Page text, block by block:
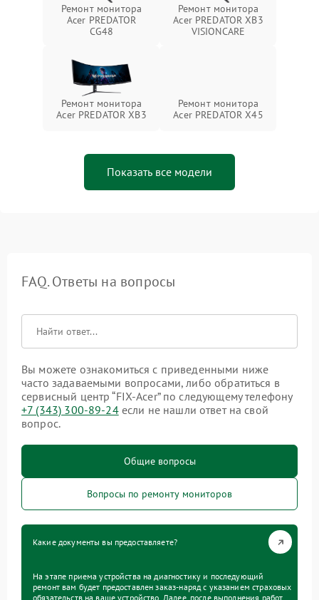
Ремонт монитора
Acer PREDATOR
CG48
Ремонт монитора
Acer PREDATOR XB3
VISIONCARE
Ремонт монитора
Acer PREDATOR XB3
Ремонт монитора
Acer PREDATOR X45
Показать все модели
FAQ. Ответы на вопросы
Вы можете ознакомиться с приведенными ниже
часто задаваемыми вопросами, либо обратиться в
сервисный центр “FIX-Acer” по следующему телефону
+7 (343) 300-89-24если не нашли ответ на свой
вопрос.
Общие вопросы
Вопросы по ремонту мониторов
Какие документы вы предоставляете?
На этапе приема устройства на диагностику и последующий
ремонт вам будет предоставлен заказ-наряд с указанием страховых
обязательств на ваше устройство. Далее, после выполнения работ